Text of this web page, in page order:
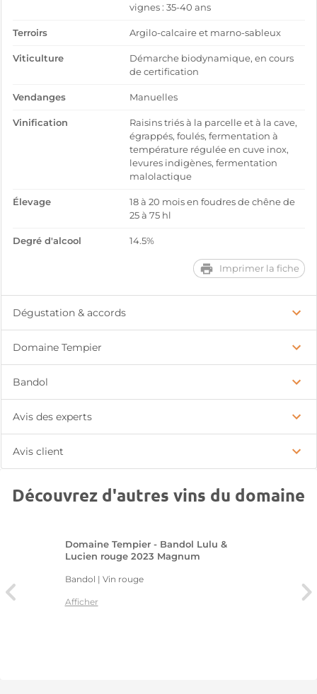
vignes : 35-40 ans
Terroirs Argilo-calcaire et marno-sableux
Viticulture
Démarche biodynamique, en cours
de certification
Vendanges Manuelles
Vinification
Raisins triés à la parcelle et à la cave,
égrappés, foulés, fermentation à
température régulée en cuve inox,
levures indigènes, fermentation
malolactique
Élevage
18 à 20 mois en foudres de chêne de
25 à 75 hl
Degré d'alcool 14.5%
Imprimer la fiche
Dégustation & accords
Domaine Tempier
Bandol
Avis des experts
Avis client
Découvrez d'autres vins du domaine
Domaine Tempier - Bandol Lulu &
Lucien rouge 2023 Magnum
Bandol | Vin rouge
Afficher